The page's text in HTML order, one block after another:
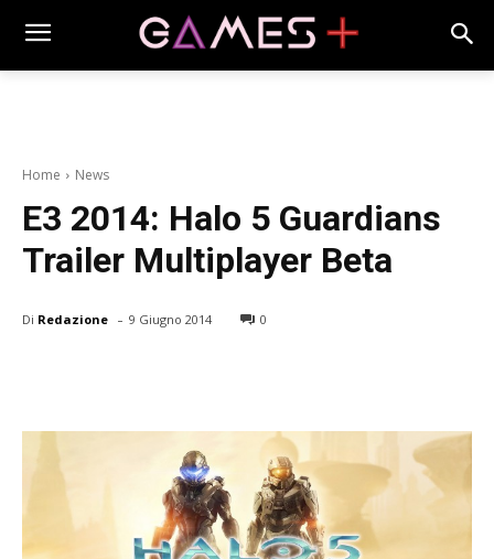
Home News
E3 2014: Halo 5 Guardians
Trailer Multiplayer Beta
Di Redazione - 9 Giugno 2014 0